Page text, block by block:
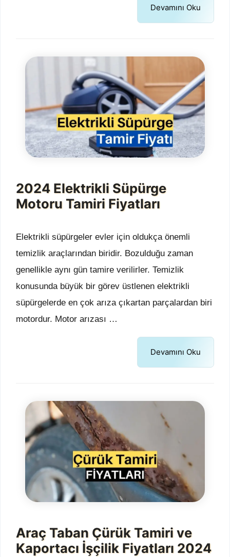
Devamını Oku
2024 Elektrikli Süpürge
Motoru Tamiri Fiyatları
Elektrikli süpürgeler evler için oldukça önemli
temizlik araçlarından biridir. Bozulduğu zaman
genellikle aynı gün tamire verilirler. Temizlik
konusunda büyük bir görev üstlenen elektrikli
süpürgelerde en çok arıza çıkartan parçalardan biri
motordur. Motor arızası …
Devamını Oku
Araç Taban Çürük Tamiri ve
Kaportacı İşçilik Fiyatları 2024